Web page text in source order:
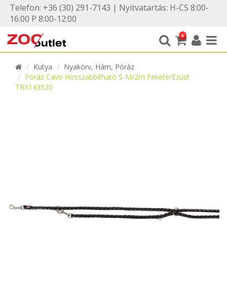
Telefon: +36 (30) 291-7143 | Nyitvatartás: H-CS 8:00-
16:00 P 8:00-12:00
0
Kutya
Nyakörv, Hám, Póráz
Póráz Cavo Hosszabbítható S-M/2m Fekete/Ezüst
TRX143520